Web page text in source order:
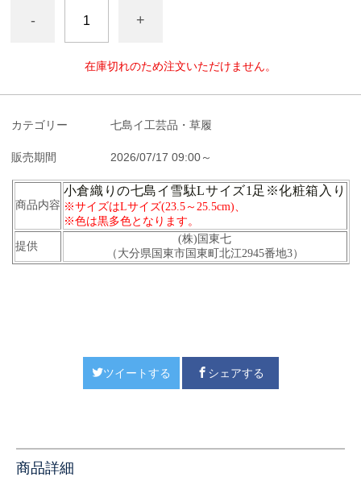
- +
在庫切れのため注文いただけません。
カテゴリー 七島イ工芸品・草履
販売期間 2026/07/17 09:00～
商品内容
小倉織りの七島イ雪駄Lサイズ1足※化粧箱入り
※サイズはLサイズ(23.5～25.5cm)、
※色は黒多色となります。
提供
(株)国東七
（大分県国東市国東町北江2945番地3）
ツイートする シェアする
商品詳細